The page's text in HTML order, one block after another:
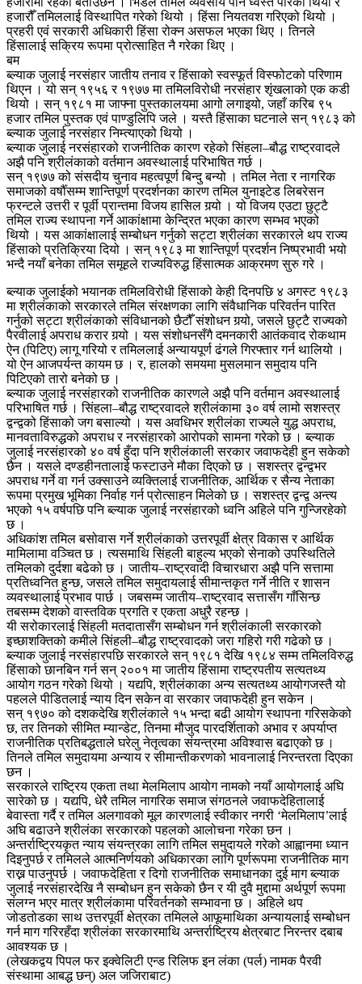
हजारौँ तमिललाई विस्थापित गरेको थियो । हिंसा नियतवश गरिएको थियो ।
प्रहरी एवं सरकारी अधिकारी हिंसा रोक्न असफल भएका थिए । तिनले
हिंसालाई सक्रिय रूपमा प्रोत्साहित नै गरेका थिए ।
बम
ब्ल्याक जुलाई नरसंहार जातीय तनाव र हिंसाको स्वस्फूर्त विस्फोटको परिणाम
थिएन । यो सन् १९५६ र १९७७ मा तमिलविरोधी नरसंहार शृंखलाको एक कडी
थियो । सन् १९८१ मा जाफ्ना पुस्तकालयमा आगो लगाइयो, जहाँ करिब ९५
हजार तमिल पुस्तक एवं पाण्डुलिपि जले । यस्तै हिंसाका घटनाले सन् १९८३ को
ब्ल्याक जुलाई नरसंहार निम्त्याएको थियो ।
ब्ल्याक जुलाई नरसंहारको राजनीतिक कारण रहेको सिंहला–बौद्ध राष्ट्रवादले
अझै पनि श्रीलंकाको वर्तमान अवस्थालाई परिभाषित गर्छ ।
सन् १९७७ को संसदीय चुनाव महत्वपूर्ण बिन्दु बन्यो । तमिल नेता र नागरिक
समाजको वर्षौँसम्म शान्तिपूर्ण प्रदर्शनका कारण तमिल युनाइटेड लिबरेसन
फ्रन्टले उत्तरी र पूर्वी प्रान्तमा विजय हासिल गर्‍यो । यो विजय एउटा छुट्टै
तमिल राज्य स्थापना गर्ने आकांक्षामा केन्द्रित भएका कारण सम्भव भएको
थियो । यस आकांक्षालाई सम्बोधन गर्नुको सट्टा श्रीलंका सरकारले थप राज्य
हिंसाको प्रतिक्रिया दियो । सन् १९८३ मा शान्तिपूर्ण प्रदर्शन निष्प्रभावी भयो
भन्दै नयाँ बनेका तमिल समूहले राज्यविरुद्ध हिंसात्मक आक्रमण सुरु गरे ।
ब्ल्याक जुलाईको भयानक तमिलविरोधी हिंसाको केही दिनपछि ४ अगस्ट १९८३
मा श्रीलंकाको सरकारले तमिल संरक्षणका लागि संवैधानिक परिवर्तन पारित
गर्नुको सट्टा श्रीलंकाको संविधानको छैटौँ संशोधन गर्‍यो, जसले छुट्टै राज्यको
पैरवीलाई अपराध करार गर्‍यो । यस संशोधनसँगै दमनकारी आतंकवाद रोकथाम
ऐन (पिटिए) लागू गरियो र तमिललाई अन्यायपूर्ण ढंगले गिरफ्तार गर्न थालियो ।
यो ऐन आजपर्यन्त कायम छ । र, हालको समयमा मुसलमान समुदाय पनि
पिटिएको तारो बनेको छ ।
ब्ल्याक जुलाई नरसंहारको राजनीतिक कारणले अझै पनि वर्तमान अवस्थालाई
परिभाषित गर्छ । सिंहला–बौद्ध राष्ट्रवादले श्रीलंकामा ३० वर्ष लामो सशस्त्र
द्वन्द्वको हिंसाको जग बसाल्यो । यस अवधिभर श्रीलंका राज्यले युद्ध अपराध,
मानवताविरुद्धको अपराध र नरसंहारको आरोपको सामना गरेको छ । ब्ल्याक
जुलाई नरसंहारको ४० वर्ष हुँदा पनि श्रीलंकाली सरकार जवाफदेही हुन सकेको
छैन । यसले दण्डहीनतालाई फस्टाउने मौका दिएको छ । सशस्त्र द्वन्द्वभर
अपराध गर्ने वा गर्न उक्साउने व्यक्तिलाई राजनीतिक, आर्थिक र सैन्य नेताका
रूपमा प्रमुख भूमिका निर्वाह गर्न प्रोत्साहन मिलेको छ । सशस्त्र द्वन्द्व अन्त्य
भएको १५ वर्षपछि पनि ब्ल्याक जुलाई नरसंहारको ध्वनि अहिले पनि गुन्जिरहेको
छ ।
अधिकांश तमिल बसोवास गर्ने श्रीलंकाको उत्तरपूर्वी क्षेत्र विकास र आर्थिक
मामिलामा वञ्चित छ । त्यसमाथि सिंहली बाहुल्य भएको सेनाको उपस्थितिले
तमिलको दुर्दशा बढेको छ । जातीय–राष्ट्रवादी विचारधारा अझै पनि सत्तामा
प्रतिध्वनित हुन्छ, जसले तमिल समुदायलाई सीमान्तकृत गर्ने नीति र शासन
व्यवस्थालाई प्रभाव पार्छ । जबसम्म जातीय–राष्ट्रवाद सत्तासँग गाँसिन्छ
तबसम्म देशको वास्तविक प्रगति र एकता अधुरै रहन्छ ।
यी सरोकारलाई सिंहली मतदातासँग सम्बोधन गर्न श्रीलंकाली सरकारको
इच्छाशक्तिको कमीले सिंहली–बौद्ध राष्ट्रवादको जरा गहिरो गरी गढेको छ ।
ब्ल्याक जुलाई नरसंहारपछि सरकारले सन् १९८१ देखि १९८४ सम्म तमिलविरुद्ध
हिंसाको छानबिन गर्न सन् २००१ मा जातीय हिंसामा राष्ट्रपतीय सत्यतथ्य
आयोग गठन गरेको थियो । यद्यपि, श्रीलंकाका अन्य सत्यतथ्य आयोगजस्तै यो
पहलले पीडितलाई न्याय दिन सकेन वा सरकार जवाफदेही हुन सकेन ।
सन् १९७० को दशकदेखि श्रीलंकाले १५ भन्दा बढी आयोग स्थापना गरिसकेको
छ, तर तिनको सीमित म्यान्डेट, तिनमा मौजुद पारदर्शिताको अभाव र अपर्याप्त
राजनीतिक प्रतिबद्धताले घरेलु नेतृत्वका संयन्त्रमा अविश्वास बढाएको छ ।
तिनले तमिल समुदायमा अन्याय र सीमान्तीकरणको भावनालाई निरन्तरता दिएका
छन ।
सरकारले राष्ट्रिय एकता तथा मेलमिलाप आयोग नामको नयाँ आयोगलाई अघि
सारेको छ । यद्यपि, धेरै तमिल नागरिक समाज संगठनले जवाफदेहितालाई
बेवास्ता गर्दै र तमिल अलगावको मूल कारणलाई स्वीकार नगरी ‘मेलमिलाप’लाई
अघि बढाउने श्रीलंका सरकारको पहलको आलोचना गरेका छन ।
अन्तर्राष्ट्रियकृत न्याय संयन्त्रका लागि तमिल समुदायले गरेको आह्वानमा ध्यान
दिइनुपर्छ र तमिलले आत्मनिर्णयको अधिकारका लागि पूर्णरूपमा राजनीतिक माग
राख्न पाउनुपर्छ । जवाफदेहिता र दिगो राजनीतिक समाधानका दुई माग ब्ल्याक
जुलाई नरसंहारदेखि नै सम्बोधन हुन सकेको छैन र यी दुवै मुद्दामा अर्थपूर्ण रूपमा
संलग्न भएर मात्र श्रीलंकामा परिवर्तनको सम्भावना छ । अहिले थप
जोडतोडका साथ उत्तरपूर्वी क्षेत्रका तमिलले आफूमाथिका अन्यायलाई सम्बोधन
गर्न माग गरिरहँदा श्रीलंका सरकारमाथि अन्तर्राष्ट्रिय क्षेत्रबाट निरन्तर दबाब
आवश्यक छ ।
(लेखकद्वय पिपल फर इक्वेलिटी एन्ड रिलिफ इन लंका (पर्ल) नामक पैरवी
संस्थामा आबद्ध छन्) अल जजिराबाट)